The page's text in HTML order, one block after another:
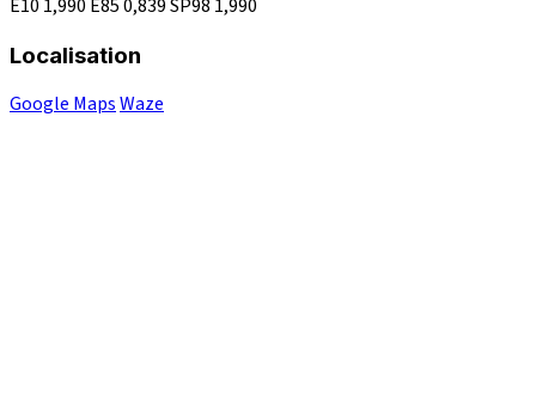
E10 1,990 E850,839SP98 1,990
Localisation
Google MapsWaze